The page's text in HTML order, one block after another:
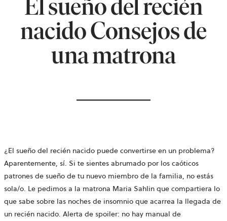
El sueño del recién
nacido Consejos de
una matrona
¿El sueño del recién nacido puede convertirse en un problema?
Aparentemente, sí. Si te sientes abrumado por los caóticos
patrones de sueño de tu nuevo miembro de la familia, no estás
sola/o. Le pedimos a la matrona Maria Sahlin que compartiera lo
que sabe sobre las noches de insomnio que acarrea la llegada de
un recién nacido. Alerta de spoiler: no hay manual de